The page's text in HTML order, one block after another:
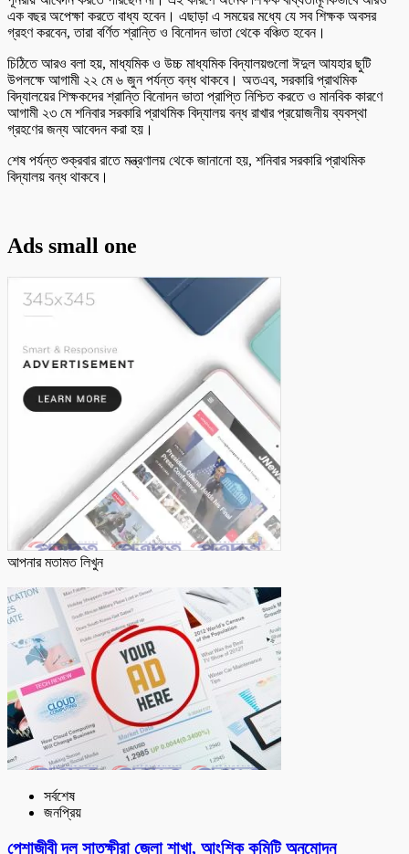
এক বছর অপেক্ষা করতে বাধ্য হবেন। এছাড়া এ সময়ের মধ্যে যে সব শিক্ষক অবসর
গ্রহণ করবেন, তারা বর্ণিত শ্রান্তি ও বিনোদন ভাতা থেকে বঞ্চিত হবেন।
চিঠিতে আরও বলা হয়, মাধ্যমিক ও উচ্চ মাধ্যমিক বিদ্যালয়গুলো ঈদুল আযহার ছুটি
উপলক্ষে আগামী ২২ মে ৬ জুন পর্যন্ত বন্ধ থাকবে। অতএব, সরকারি প্রাথমিক
বিদ্যালয়ের শিক্ষকদের শ্রান্তি বিনোদন ভাতা প্রাপ্তি নিশ্চিত করতে ও মানবিক কারণে
আগামী ২৩ মে শনিবার সরকারি প্রাথমিক বিদ্যালয় বন্ধ রাখার প্রয়োজনীয় ব্যবস্থা
গ্রহণের জন্য আবেদন করা হয়।
শেষ পর্যন্ত শুক্রবার রাতে মন্ত্রণালয় থেকে জানানো হয়, শনিবার সরকারি প্রাথমিক
বিদ্যালয় বন্ধ থাকবে।
Ads small one
আপনার মতামত লিখুন
সর্বশেষ
জনপ্রিয়
পেশাজীবী দল সাতক্ষীরা জেলা শাখা, আংশিক কমিটি অনুমোদন